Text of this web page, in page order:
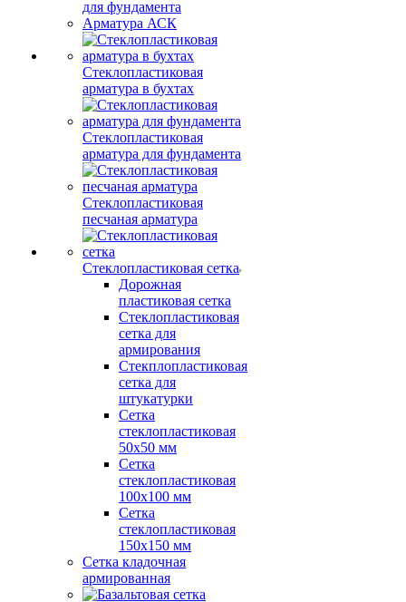
для фундамента
Арматура АСК
Стеклопластиковая
арматура в бухтах
Стеклопластиковая
арматура для фундамента
Стеклопластиковая
песчаная арматура
Стеклопластиковая сетка
Дорожная
пластиковая сетка
Стеклопластиковая
сетка для
армирования
Стекплопластиковая
сетка для
штукатурки
Сетка
стеклопластиковая
50x50 мм
Сетка
стеклопластиковая
100x100 мм
Сетка
стеклопластиковая
150x150 мм
Сетка кладочная
армированная